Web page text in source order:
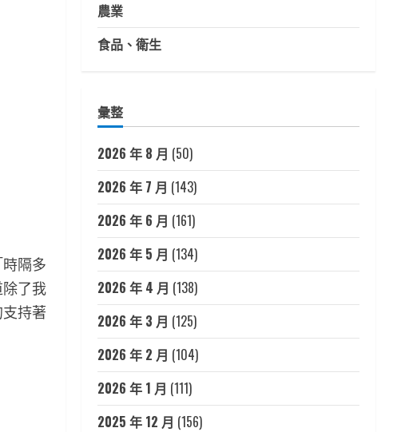
隔多
了我
持著
農業
食品、衛生
彙整
2026 年 8 月 (50)
2026 年 7 月 (143)
2026 年 6 月 (161)
2026 年 5 月 (134)
2026 年 4 月 (138)
2026 年 3 月 (125)
2026 年 2 月 (104)
2026 年 1 月 (111)
2025 年 12 月 (156)